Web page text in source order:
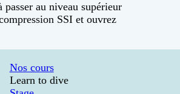
au niveau supérieur
SSI et ouvrez
Nos cours
Learn to dive